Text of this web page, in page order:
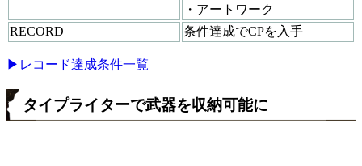
・アートワーク
RECORD
条件達成でCPを入手
▶レコード達成条件一覧
タイプライターで武器を収納可能に